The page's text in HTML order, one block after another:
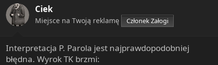
Ciek
Miejsce na Twoją reklamę Członek Załogi
Interpretacja P. Parola jest najprawdopodobniej
błędna. Wyrok TK brzmi: